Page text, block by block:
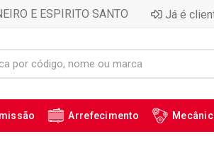
E ESPIRITO SANTO Já é
Arrefecimento